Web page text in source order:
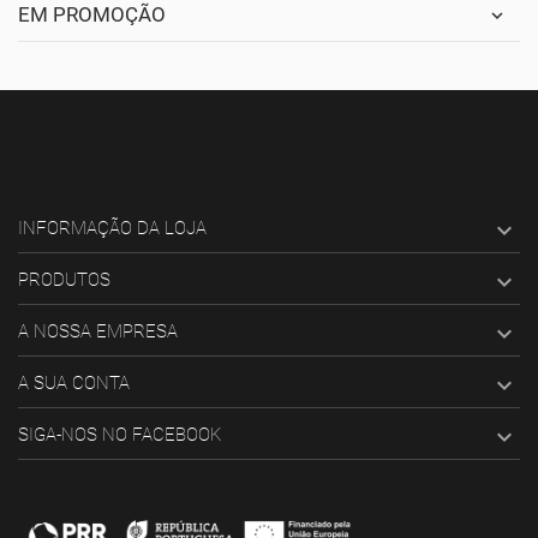
EM PROMOÇÃO
INFORMAÇÃO DA LOJA 
PRODUTOS 
A NOSSA EMPRESA 
A SUA CONTA 
SIGA-NOS NO FACEBOOK 